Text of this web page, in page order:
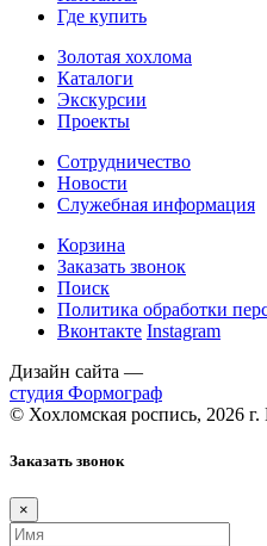
Где купить
Золотая хохлома
Каталоги
Экскурсии
Проекты
Сотрудничество
Новости
Служебная информация
Корзина
Заказать звонок
Поиск
Политика обработки
Вконтакте Instagram
Дизайн сайта —
студия Формограф
© Хохломская роспись, 2026
Заказать звонок
×